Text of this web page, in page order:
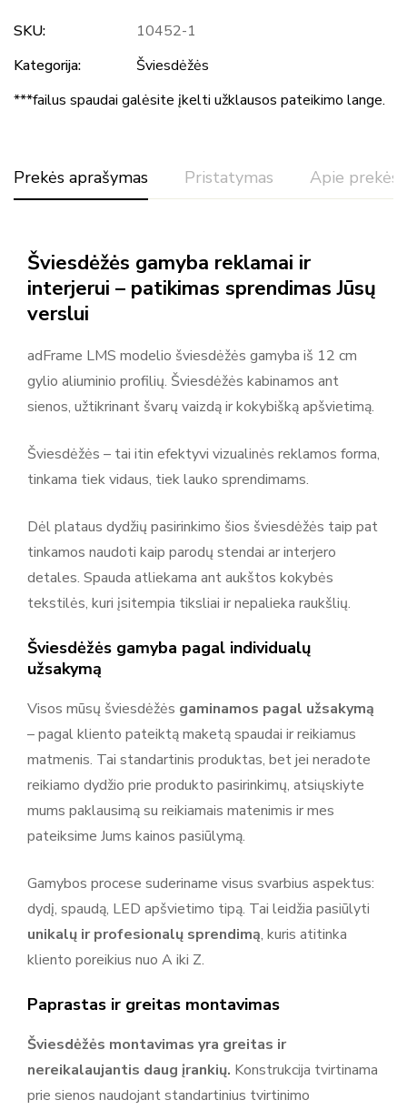
SKU:
10452-1
Kategorija:
Šviesdėžės
***failus spaudai galėsite įkelti užklausos pateikimo lange.
Prekės aprašymas Pristatymas Apie prekės
Šviesdėžės gamyba reklamai ir
interjerui – patikimas sprendimas Jūsų
verslui
adFrame LMS modelio šviesdėžės gamyba iš 12 cm
gylio aliuminio profilių. Šviesdėžės kabinamos ant
sienos, užtikrinant švarų vaizdą ir kokybišką apšvietimą.
Šviesdėžės – tai itin efektyvi vizualinės reklamos forma,
tinkama tiek vidaus, tiek lauko sprendimams.
Dėl plataus dydžių pasirinkimo šios šviesdėžės taip pat
tinkamos naudoti kaip parodų stendai ar interjero
detales. Spauda atliekama ant aukštos kokybės
tekstilės, kuri įsitempia tiksliai ir nepalieka raukšlių.
Šviesdėžės gamyba pagal individualų
užsakymą
Visos mūsų šviesdėžės gaminamos pagal užsakymą
– pagal kliento pateiktą maketą spaudai ir reikiamus
matmenis. Tai standartinis produktas, bet jei neradote
reikiamo dydžio prie produkto pasirinkimų, atsiųskiyte
mums paklausimą su reikiamais matenimis ir mes
pateiksime Jums kainos pasiūlymą.
Gamybos procese suderiname visus svarbius aspektus:
dydį, spaudą, LED apšvietimo tipą. Tai leidžia pasiūlyti
unikalų ir profesionalų sprendimą, kuris atitinka
kliento poreikius nuo A iki Z.
Paprastas ir greitas montavimas
Šviesdėžės montavimas yra greitas ir
nereikalaujantis daug įrankių. Konstrukcija tvirtinama
prie sienos naudojant standartinius tvirtinimo
Daugiau prekių
Adsystem
Adsystem yra reklamos ir parodų sistemų gamintojas,
kuriantis įvairius reklamos sprendimus ir ekspozicinius
įrenginius verslui ir renginiams. Produktų asortimentą sudaro
parodų stendai, baneriai ir kitos sistemos reklamai bei
ekspozicijoms. Adsystem gaminiai yra moduliniai, mobilūs ir
renginiuose, prekybos vietose ir komunikacijos erdvėse, kur
svarbu aiškiai ir efektyviai pristatyti prekę ar prekės ženklą.